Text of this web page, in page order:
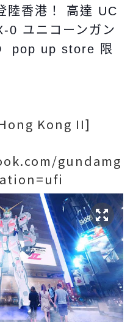
陸香港！ 高達 UC
0 ユニコーンガン
pop up store 限
Kong II]
gundamg